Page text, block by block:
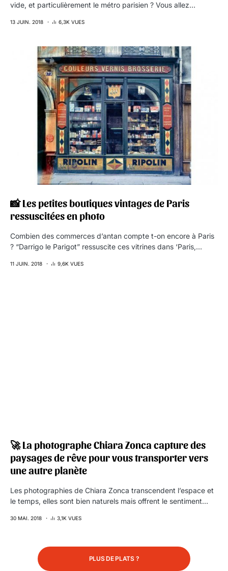
vide, et particulièrement le métro parisien ? Vous allez…
13 JUIN. 2018 6,3K VUES
📸 Les petites boutiques vintages de Paris
ressuscitées en photo
Combien des commerces d’antan compte t-on encore à Paris
? “Darrigo le Parigot” ressuscite ces vitrines dans ‘Paris,…
11 JUIN. 2018 9,6K VUES
🚀 La photographe Chiara Zonca capture des
paysages de rêve pour vous transporter vers
une autre planète
Les photographies de Chiara Zonca transcendent l’espace et
le temps, elles sont bien naturels mais offrent le sentiment…
30 MAI. 2018 3,1K VUES
PLUS DE PLATS ?